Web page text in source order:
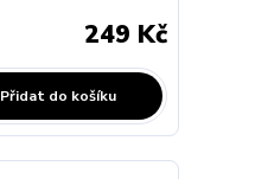
249 Kč
Přidat do košíku